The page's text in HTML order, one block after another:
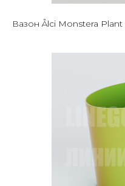
Вазон Ålci Monstera Plant